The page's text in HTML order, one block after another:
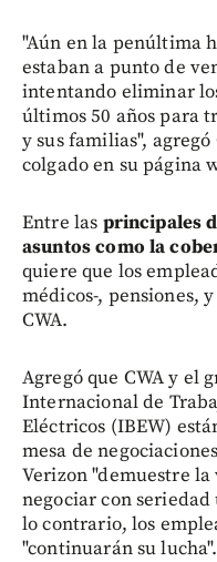
"Aún en la penúltima
estaban a punto de
intentando eliminar
últimos 50 años para
y sus familias",
colgado en su página
Entre las principales
asuntos como la
quiere que los
médicos-, pensiones,
CWA.
Agregó que CWA y el
Internacional de
Eléctricos (IBEW)
mesa de
Verizon "demuestre
negociar con
lo contrario, los
"continuarán su lucha".